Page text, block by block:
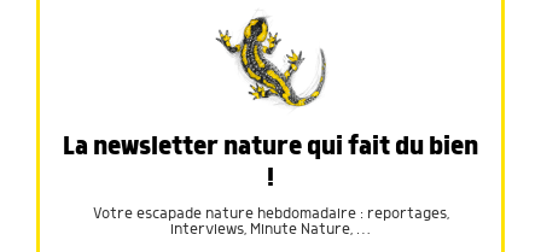
La newsletter nature qui fait du bien
!
Votre escapade nature hebdomadaire : reportages,
interviews, Minute Nature, …